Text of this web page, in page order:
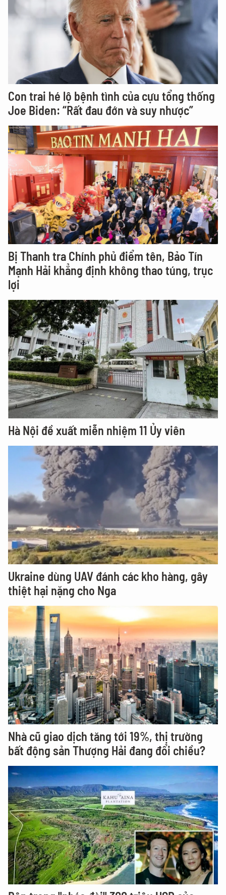
Con trai hé lộ bệnh tình của cựu tổng thống
Joe Biden: “Rất đau đớn và suy nhược”
Bị Thanh tra Chính phủ điểm tên, Bảo Tín
Mạnh Hải khẳng định không thao túng, trục
lợi
Hà Nội đề xuất miễn nhiệm 11 Ủy viên
Ukraine dùng UAV đánh các kho hàng, gây
thiệt hại nặng cho Nga
Nhà cũ giao dịch tăng tới 19%, thị trường
bất động sản Thượng Hải đang đổi chiều?